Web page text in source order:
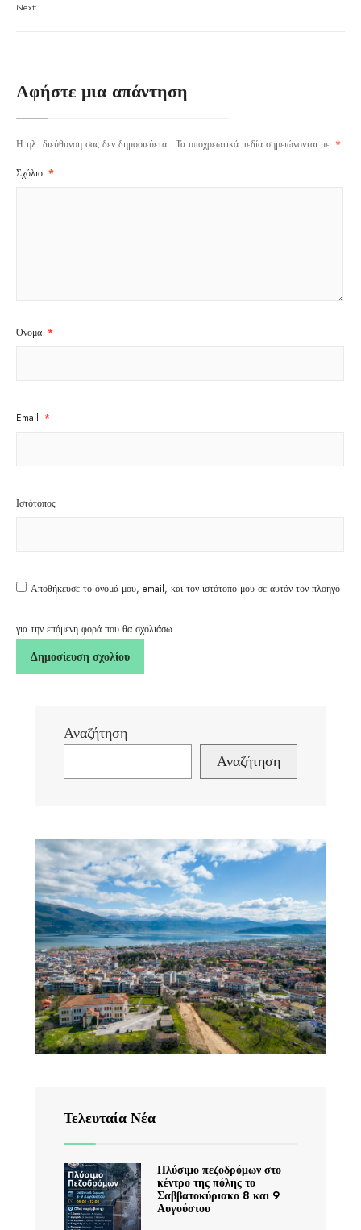
Next:
Αφήστε μια απάντηση
Η ηλ. διεύθυνση σας δεν δημοσιεύεται. Τα υποχρεωτικά πεδία σημειώνονται με *
Σχόλιο *
Όνομα *
Email *
Ιστότοπος
Αποθήκευσε το όνομά μου, email, και τον ιστότοπο μου σε αυτόν τον πλοηγό
για την επόμενη φορά που θα σχολιάσω.
Αναζήτηση
Αναζήτηση
Τελευταία Νέα
Πλύσιμο πεζοδρόμων στο
κέντρο της πόλης το
Σαββατοκύριακο 8 και 9
Αυγούστου